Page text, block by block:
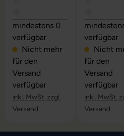
Durchschnittliche Bewertung
mindestens 0
verfügbar
Nicht mehr
für den
Versand
verfügbar
inkl. MwSt. zzgl.
Versand
verfügbar
Nicht
für den
Versand
verfügbar
inkl. MwSt.
Versand